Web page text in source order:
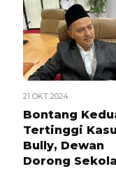
21 OKT 2024
Bontang
Tertinggi
Bully, Dewan
Dorong